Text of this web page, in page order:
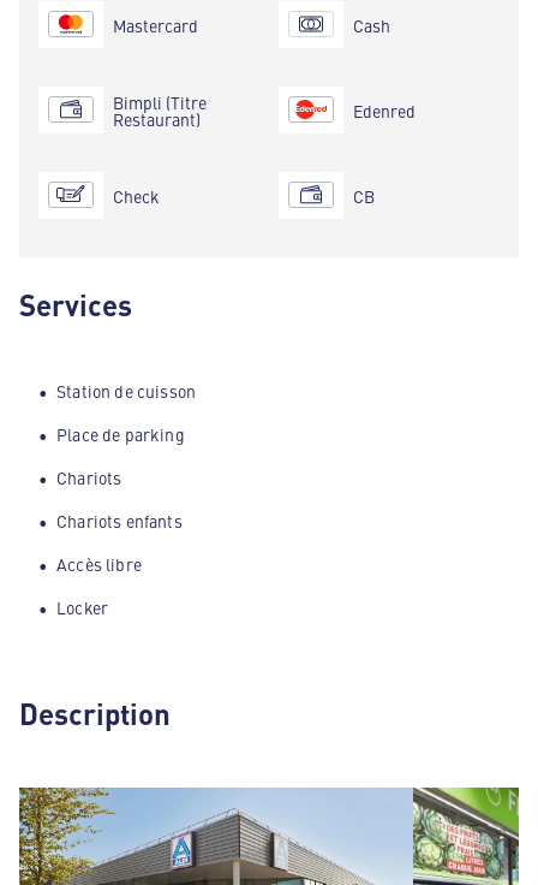
Mastercard
Bimpli (Titre
Restaurant)
Check
Cash
Edenred
CB
Services
Station de cuisson
Place de parking
Chariots
Chariots enfants
Accès libre
Locker
Description